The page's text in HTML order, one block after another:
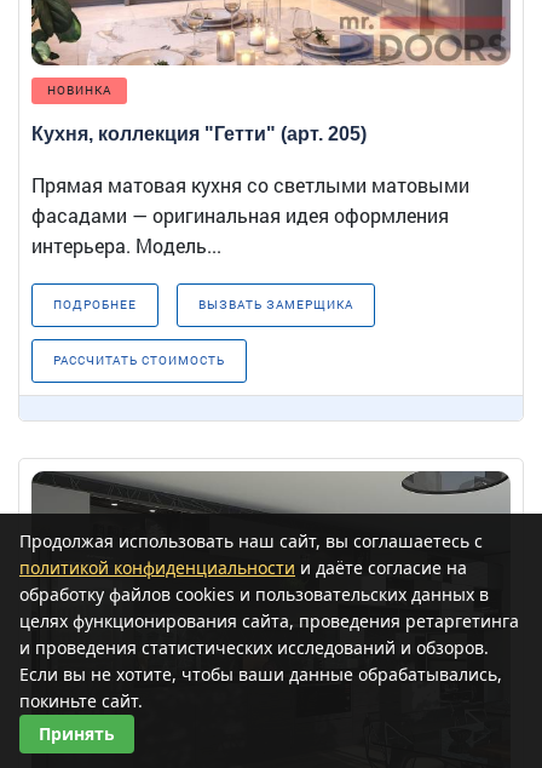
НОВИНКА
Кухня, коллекция "Гетти" (арт. 205)
Прямая матовая кухня со светлыми матовыми
фасадами — оригинальная идея оформления
интерьера. Модель...
ПОДРОБНЕЕ ВЫЗВАТЬ ЗАМЕРЩИКА
РАССЧИТАТЬ СТОИМОСТЬ
Продолжая использовать наш сайт, вы соглашаетесь с
политикой конфиденциальности и даёте согласие на
обработку файлов cookies и пользовательских данных в
целях функционирования сайта, проведения ретаргетинга
и проведения статистических исследований и обзоров.
Если вы не хотите, чтобы ваши данные обрабатывались,
покиньте сайт.
Принять